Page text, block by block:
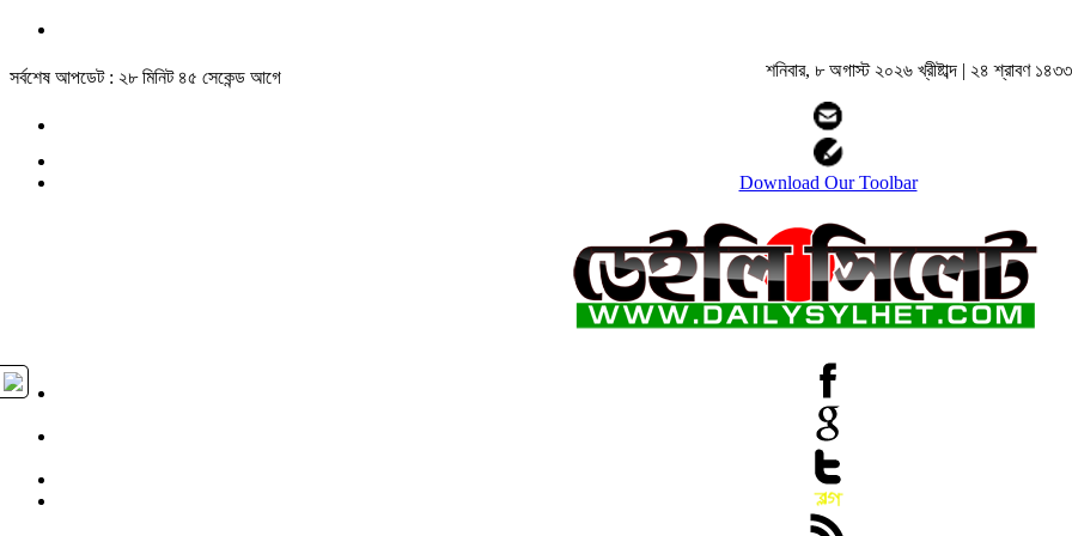
সর্বশেষ আপডেট : ২৮ মিনিট ৪৫ সেকেন্ড আগে শনিবার, ৮ অগাস্ট ২০২৬ খ্রীষ্টাব্দ | ২৪ শ্রাবণ ১৪৩৩
Download Our Toolbar